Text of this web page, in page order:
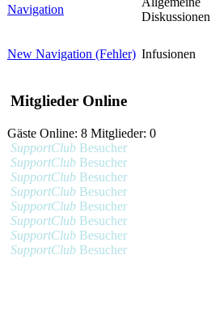
Navigation
Diskussionen
New Navigation (Fehler) Infusionen
Mitglieder Online
Gäste Online: 8 Mitglieder: 0
SupportClub Besucher
SupportClub Besucher
SupportClub Besucher
SupportClub Besucher
SupportClub Besucher
SupportClub Besucher
SupportClub Besucher
SupportClub Besucher